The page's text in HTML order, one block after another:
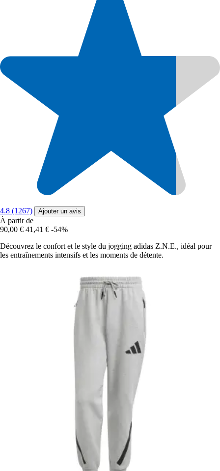
4.8 (1267) Ajouter un avis
À partir de
90,00 € 41,41 € -54%
Découvrez le confort et le style du jogging adidas Z.N.E., idéal pour
les entraînements intensifs et les moments de détente.